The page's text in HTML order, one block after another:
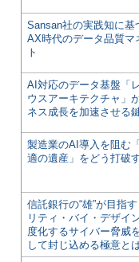
Sansan社の実践知に基
AX時代のデータ品質マ
ト
AI対応のデータ基盤「
ウスアーキテクチャ」
ネス成長を加速させる
製造業のAI導入を阻む
適の遺産」をどう打破
信託銀行の“雄”が目指
リティ・バイ・デザイ
度化するサイバー脅威
して封じ込める極意と